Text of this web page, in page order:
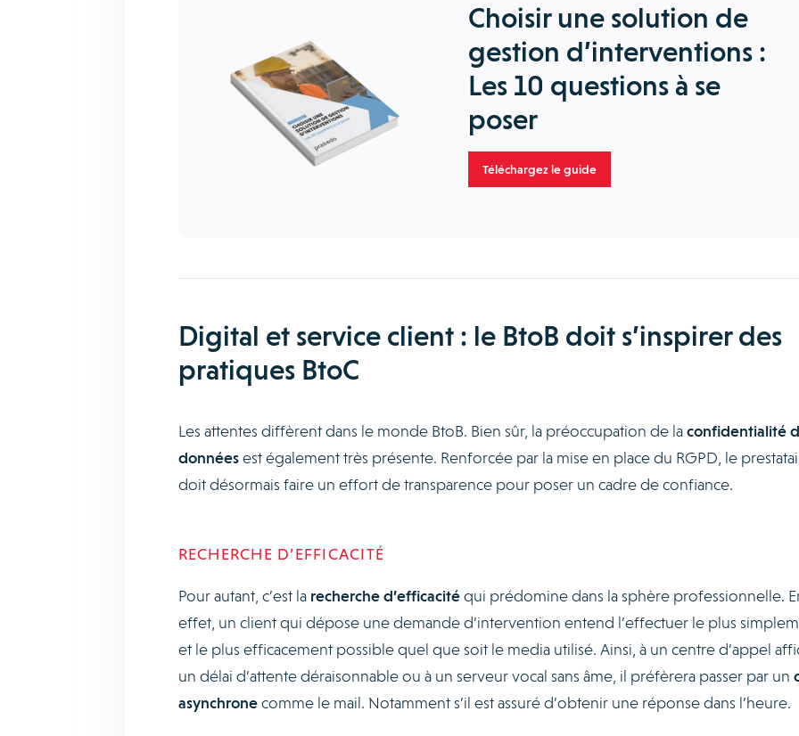
Choisir une solution de
gestion d’interventions :
Les 10 questions à se
poser
Téléchargez le guide
Digital et service client : le BtoB doit s’inspirer des
pratiques BtoC
Les attentes diffèrent dans le monde BtoB. Bien sûr, la préoccupation de laconfidentialité
donnéesest également très présente. Renforcée par la mise en place du RGPD, le
doit désormais faire un effort de transparence pour poser un cadre de confiance.
RECHERCHE D’EFFICACITÉ
Pour autant, c’est la recherche d’efficacitéqui prédomine dans la sphère professionnelle.
effet, un client qui dépose une demande d’intervention entend l’effectuer le plus
et le plus efficacement possible quel que soit le media utilisé. Ainsi, à un centre d’appel
un délai d’attente déraisonnable ou à un serveur vocal sans âme, il préfèrera passer par un
asynchronecomme le mail. Notamment s’il est assuré d’obtenir une réponse dans l’heure.